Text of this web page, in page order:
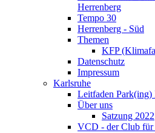
Herrenberg
Tempo 30
Herrenberg - Süd
Themen
KFP
Datenschutz
Impressum
Karlsruhe
Leitfaden Park(ing)
Über uns
Satzung 2022
VCD - der Club für